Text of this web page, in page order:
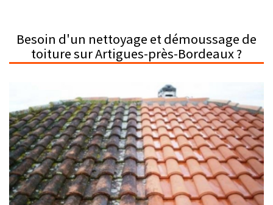
Besoin d'un nettoyage et démoussage de
toiture sur Artigues-près-Bordeaux ?